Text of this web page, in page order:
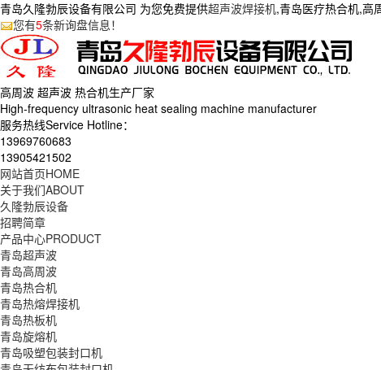
青岛久隆勃辰设备有限公司 为您免费提供超声波焊接机,青岛医疗热合机,高
您有5条新询盘信息！
高周波 超声波 热合机生产厂家
High-frequency ultrasonic heat sealing machine manufacturer
服务热线Service Hotline：
13969760683
13905421502
网站首页HOME
关于我们ABOUT
久隆勃辰设备
招聘简章
产品中心PRODUCT
青岛超声波
青岛高周波
青岛热合机
青岛热熔焊接机
青岛热板机
青岛旋熔机
青岛吸塑包装封口机